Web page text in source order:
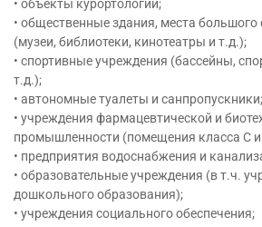
• объекты курортологии;
• общественные здания, места
(музеи, библиотеки, кинотеатры и т.д.);
• спортивные учреждения (бассейны,
т.д.);
• автономные туалеты и санпропускники;
• учреждения фармацевтической и
промышленности (помещения класса С
• предприятия водоснабжения и
• образовательные учреждения (в т.ч.
дошкольного образования);
• учреждения социального обеспечения;